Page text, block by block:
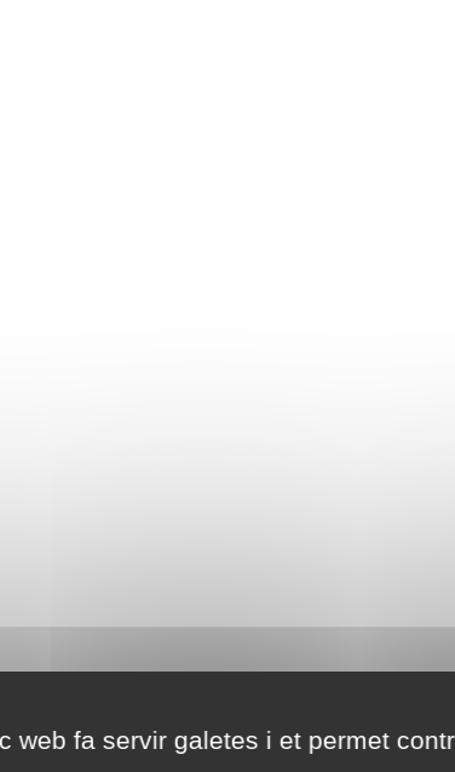
web fa servir galetes i et permet